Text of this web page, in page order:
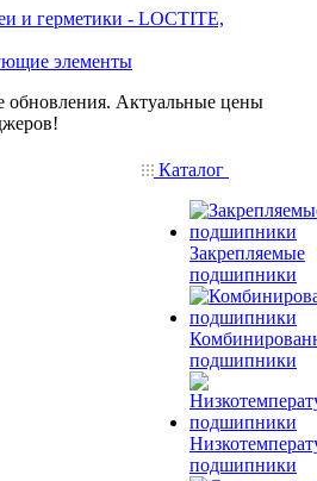
и герметики - LOCTITE,
элементы
обновления. Актуальные цены
Каталог
Закрепляемые
подшипники
подшипники
подшипники